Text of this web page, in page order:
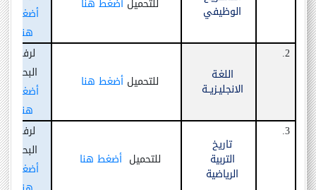
الوظيفي للتحميل أضغط هنا
أضغط
هنا
2.
اللغـة
الانجليـزيــة للتحميل أضغط هنا
لرفع
البحث
أضغط
هنا
3.
تاريخ
التربية
الرياضية
للتحميل أضغط هنا
لرفع
البحث
أضغط